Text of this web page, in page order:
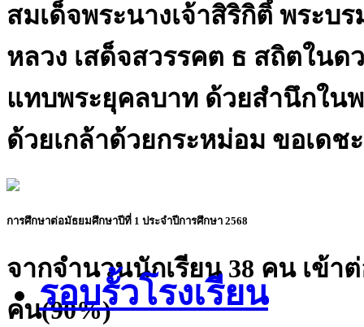
สมเด็จพระนางเจ้าสิริกิติ์ พระ
หลวง เสด็จสวรรคต ธ สถิตในด
แทบพระยุคลบาท ด้วยสำนึกใ
ด้วยเกล้าด้วยกระหม่อม ขอเด
การศึกษาต่อมัธยมศึกษาปีที่ 1 ประจำปีการศึกษา 2568
จากจำนวนนักเรียน 38 คน เข้า
คน(90%)
รอบรั้วโรงเรียน